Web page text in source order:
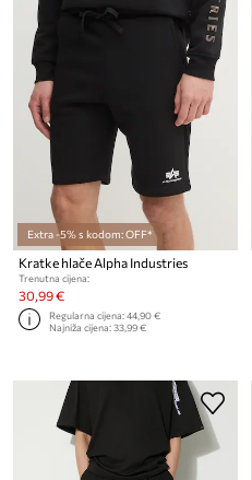
Extra -5% s kodom: OFF*
Kratke hlače Alpha Industries
Trenutna cijena:
30,99 €
Regularna cijena:44,90 €
Najniža cijena:33,99 €